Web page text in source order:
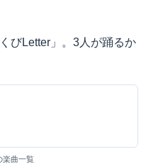
びLetter」。3人が踊るか
楽曲一覧